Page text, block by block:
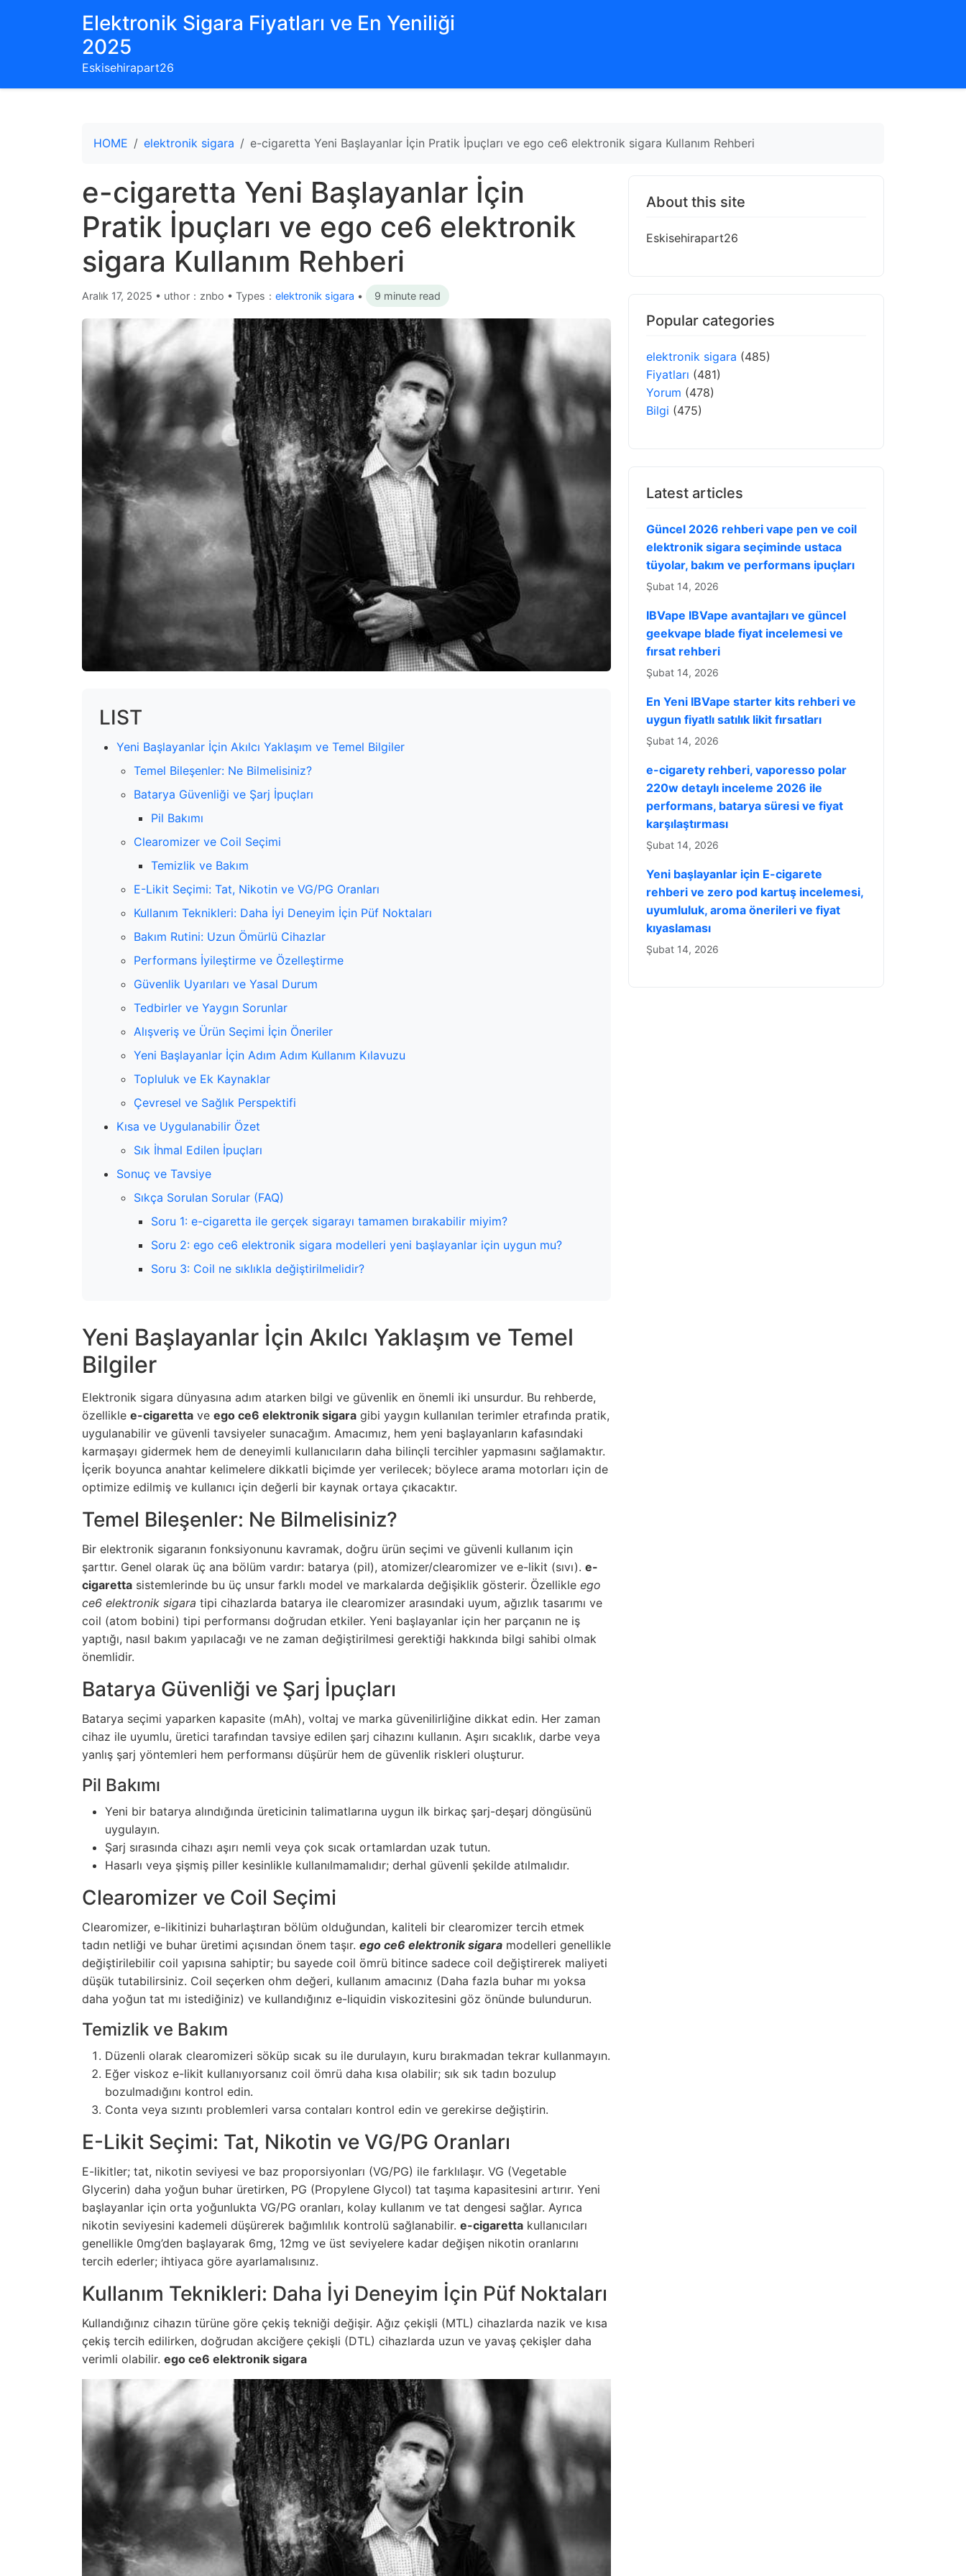
Elektronik Sigara Fiyatları ve En Yeniliği
2025
Eskisehirapart26
HOME elektronik sigara e-cigaretta Yeni Başlayanlar İçin Pratik İpuçları ve ego ce6 elektronik sigara Kullanım Rehberi
e-cigaretta Yeni Başlayanlar İçin
Pratik İpuçları ve ego ce6 elektronik
sigara Kullanım Rehberi
Aralık 17, 2025 • uthor：znbo • Types： elektronik sigara • 9 minute read
LIST
Yeni Başlayanlar İçin Akılcı Yaklaşım ve Temel Bilgiler
Temel Bileşenler: Ne Bilmelisiniz?
Batarya Güvenliği ve Şarj İpuçları
Pil Bakımı
Clearomizer ve Coil Seçimi
Temizlik ve Bakım
E-Likit Seçimi: Tat, Nikotin ve VG/PG Oranları
Kullanım Teknikleri: Daha İyi Deneyim İçin Püf Noktaları
Bakım Rutini: Uzun Ömürlü Cihazlar
Performans İyileştirme ve Özelleştirme
Güvenlik Uyarıları ve Yasal Durum
Tedbirler ve Yaygın Sorunlar
Alışveriş ve Ürün Seçimi İçin Öneriler
Yeni Başlayanlar İçin Adım Adım Kullanım Kılavuzu
Topluluk ve Ek Kaynaklar
Çevresel ve Sağlık Perspektifi
Kısa ve Uygulanabilir Özet
Sık İhmal Edilen İpuçları
Sonuç ve Tavsiye
Sıkça Sorulan Sorular (FAQ)
Soru 1: e-cigaretta ile gerçek sigarayı tamamen bırakabilir miyim?
Soru 2: ego ce6 elektronik sigara modelleri yeni başlayanlar için uygun mu?
Soru 3: Coil ne sıklıkla değiştirilmelidir?
Yeni Başlayanlar İçin Akılcı Yaklaşım ve Temel
Bilgiler
Elektronik sigara dünyasına adım atarken bilgi ve güvenlik en önemli iki unsurdur. Bu rehberde,
özellikle e-cigaretta ve ego ce6 elektronik sigara gibi yaygın kullanılan terimler etrafında pratik,
uygulanabilir ve güvenli tavsiyeler sunacağım. Amacımız, hem yeni başlayanların kafasındaki
karmaşayı gidermek hem de deneyimli kullanıcıların daha bilinçli tercihler yapmasını sağlamaktır.
İçerik boyunca anahtar kelimelere dikkatli biçimde yer verilecek; böylece arama motorları için de
optimize edilmiş ve kullanıcı için değerli bir kaynak ortaya çıkacaktır.
Temel Bileşenler: Ne Bilmelisiniz?
Bir elektronik sigaranın fonksiyonunu kavramak, doğru ürün seçimi ve güvenli kullanım için
şarttır. Genel olarak üç ana bölüm vardır: batarya (pil), atomizer/clearomizer ve e-likit (sıvı). e-
cigaretta sistemlerinde bu üç unsur farklı model ve markalarda değişiklik gösterir. Özellikle ego
ce6 elektronik sigara tipi cihazlarda batarya ile clearomizer arasındaki uyum, ağızlık tasarımı ve
coil (atom bobini) tipi performansı doğrudan etkiler. Yeni başlayanlar için her parçanın ne iş
yaptığı, nasıl bakım yapılacağı ve ne zaman değiştirilmesi gerektiği hakkında bilgi sahibi olmak
önemlidir.
Batarya Güvenliği ve Şarj İpuçları
Batarya seçimi yaparken kapasite (mAh), voltaj ve marka güvenilirliğine dikkat edin. Her zaman
cihaz ile uyumlu, üretici tarafından tavsiye edilen şarj cihazını kullanın. Aşırı sıcaklık, darbe veya
yanlış şarj yöntemleri hem performansı düşürür hem de güvenlik riskleri oluşturur.
Pil Bakımı
Yeni bir batarya alındığında üreticinin talimatlarına uygun ilk birkaç şarj-deşarj döngüsünü
uygulayın.
Şarj sırasında cihazı aşırı nemli veya çok sıcak ortamlardan uzak tutun.
Hasarlı veya şişmiş piller kesinlikle kullanılmamalıdır; derhal güvenli şekilde atılmalıdır.
Clearomizer ve Coil Seçimi
Clearomizer, e-likitinizi buharlaştıran bölüm olduğundan, kaliteli bir clearomizer tercih etmek
tadın netliği ve buhar üretimi açısından önem taşır. ego ce6 elektronik sigara modelleri genellikle
değiştirilebilir coil yapısına sahiptir; bu sayede coil ömrü bitince sadece coil değiştirerek maliyeti
düşük tutabilirsiniz. Coil seçerken ohm değeri, kullanım amacınız (Daha fazla buhar mı yoksa
daha yoğun tat mı istediğiniz) ve kullandığınız e-liquidin viskozitesini göz önünde bulundurun.
Temizlik ve Bakım
Düzenli olarak clearomizeri söküp sıcak su ile durulayın, kuru bırakmadan tekrar kullanmayın.
Eğer viskoz e-likit kullanıyorsanız coil ömrü daha kısa olabilir; sık sık tadın bozulup
bozulmadığını kontrol edin.
Conta veya sızıntı problemleri varsa contaları kontrol edin ve gerekirse değiştirin.
E-Likit Seçimi: Tat, Nikotin ve VG/PG Oranları
E-likitler; tat, nikotin seviyesi ve baz proporsiyonları (VG/PG) ile farklılaşır. VG (Vegetable
Glycerin) daha yoğun buhar üretirken, PG (Propylene Glycol) tat taşıma kapasitesini artırır. Yeni
başlayanlar için orta yoğunlukta VG/PG oranları, kolay kullanım ve tat dengesi sağlar. Ayrıca
nikotin seviyesini kademeli düşürerek bağımlılık kontrolü sağlanabilir. e-cigaretta kullanıcıları
genellikle 0mg’den başlayarak 6mg, 12mg ve üst seviyelere kadar değişen nikotin oranlarını
tercih ederler; ihtiyaca göre ayarlamalısınız.
Kullanım Teknikleri: Daha İyi Deneyim İçin Püf Noktaları
Kullandığınız cihazın türüne göre çekiş tekniği değişir. Ağız çekişli (MTL) cihazlarda nazik ve kısa
çekiş tercih edilirken, doğrudan akciğere çekişli (DTL) cihazlarda uzun ve yavaş çekişler daha
verimli olabilir. ego ce6 elektronik sigara
About this site
Eskisehirapart26
Popular categories
elektronik sigara (485)
Fiyatları (481)
Yorum (478)
Bilgi (475)
Latest articles
Güncel 2026 rehberi vape pen ve coil
elektronik sigara seçiminde ustaca
tüyolar, bakım ve performans ipuçları
Şubat 14, 2026
IBVape IBVape avantajları ve güncel
geekvape blade fiyat incelemesi ve
fırsat rehberi
Şubat 14, 2026
En Yeni IBVape starter kits rehberi ve
uygun fiyatlı satılık likit fırsatları
Şubat 14, 2026
e-cigarety rehberi, vaporesso polar
220w detaylı inceleme 2026 ile
performans, batarya süresi ve fiyat
karşılaştırması
Şubat 14, 2026
Yeni başlayanlar için E-cigarete
rehberi ve zero pod kartuş incelemesi,
uyumluluk, aroma önerileri ve fiyat
kıyaslaması
Şubat 14, 2026